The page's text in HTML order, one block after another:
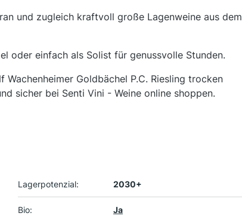
und zugleich kraftvoll große Lagenweine aus dem
oder einfach als Solist für genussvolle Stunden.
Wachenheimer Goldbächel P.C. Riesling trocken
sicher bei Senti Vini - Weine online shoppen.
Lagerpotenzial: 2030+
Bio: Ja